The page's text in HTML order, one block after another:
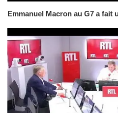
Emmanuel Macron au G7 a fait